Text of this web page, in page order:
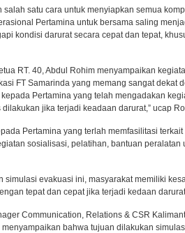
satu cara untuk menyiapkan semua
Pertamina untuk bersama saling
kondisi darurat secara cepat dan tepat,
RT. 40, Abdul Rohim menyampaikan
FT Samarinda yang memang sangat dekat
kepada Pertamina yang telah mengadakan
jika terjadi keadaan darurat,” ucap
Pertamina yang terlah memfasilitasi
sosialisasi, pelatihan, bantuan peralatan
simulasi evakuasi ini, masyarakat memiliki
tepat dan cepat jika terjadi kedaan
Communication, Relations & CSR
bahwa tujuan dilakukan